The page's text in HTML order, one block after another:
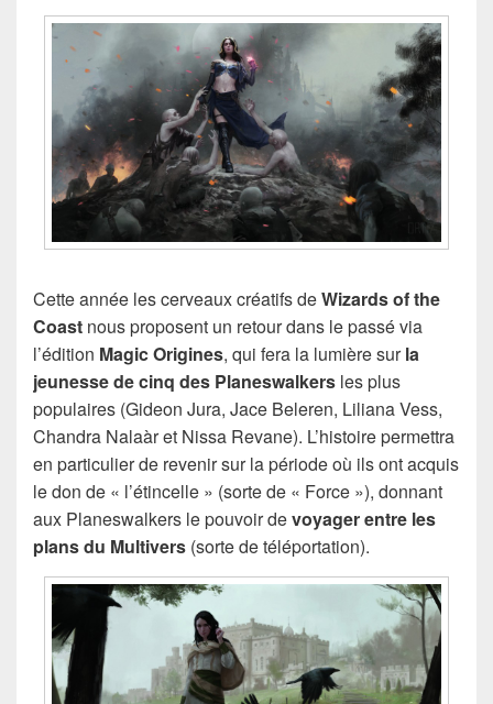
Cette année les cerveaux créatifs deWizards of the
Coast nous proposent un retour dans le passé via
l’édition Magic Origines, qui fera la lumière surla
jeunesse de cinq des Planeswalkers les plus
populaires (Gideon Jura, Jace Beleren, Liliana Vess,
Chandra Nalaàr et Nissa Revane). L’histoire permettra
en particulier de revenir sur la période où ils ont acquis
le don de « l’étincelle » (sorte de « Force »), donnant
aux Planeswalkers le pouvoir devoyager entre les
plans du Multivers (sorte de téléportation).